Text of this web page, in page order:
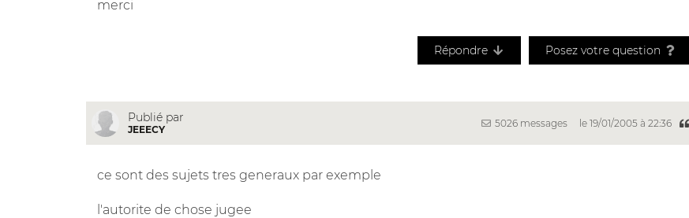
merci
Répondre Posez votre question
Publié par
JEEECY
5026 messages le 19/01/2005 à 22:36
ce sont des sujets tres generaux par exemple
l'autorite de chose jugee